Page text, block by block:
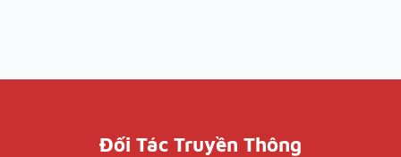
Đối Tác Truyền Thông